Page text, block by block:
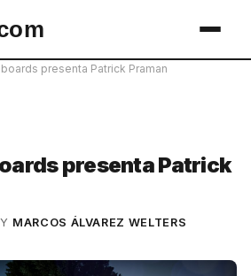
presenta Patrick Praman
presenta Patrick
MARCOS ÁLVAREZ WELTERS